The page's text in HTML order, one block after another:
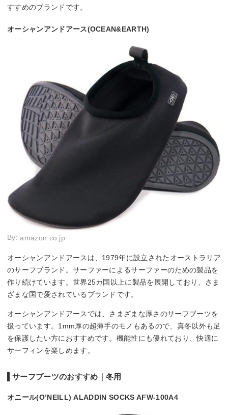
すすめのブランドです。
オーシャンアンドアース(OCEAN&EARTH)
By:amazon.co.jp
オーシャンアンドアースは、1979年に設立されたオーストラリア
のサーフブランド。サーファーによるサーファーのための製品を
作り続けています。世界25カ国以上に製品を展開しており、さま
ざまな国で愛されているブランドです。
オーシャンアンドアースでは、さまざまな厚さのサーフブーツを
扱っています。1mm厚の超薄手のモノもあるので、真冬以外も足
を保護したい方におすすめです。機能性にも優れており、快適に
サーフィンを楽しめます。
サーフブーツのおすすめ｜冬用
オニール(O’NEILL) ALADDIN SOCKS AFW-100A4